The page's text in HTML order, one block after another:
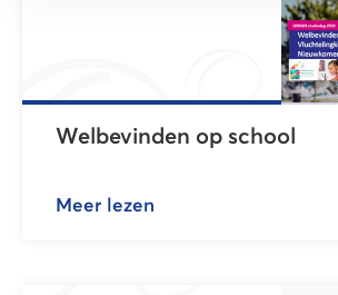
Welbevinden op school
Meer lezen